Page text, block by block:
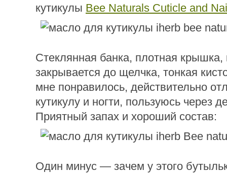
кутикулы Bee Naturals Cuticle and
Стеклянная банка, плотная крышка,
закрывается до щелчка, тонкая
мне понравилось, действительно
кутикулу и ногти, пользуюсь через
Приятный запах и хороший состав:
Один минус — зачем у этого